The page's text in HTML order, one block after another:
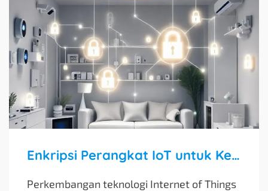
Enkripsi Perangkat IoT untuk Keamanan Smart Home
Perkembangan teknologi Internet of Things